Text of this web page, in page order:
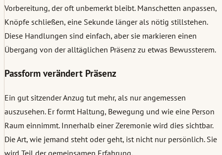
Vorbereitung, der oft unbemerkt bleibt. Manschetten anpassen,
Knöpfe schließen, eine Sekunde länger als nötig stillstehen.
Diese Handlungen sind einfach, aber sie markieren einen
Übergang von der alltäglichen Präsenz zu etwas Bewussterem.
Passform verändert Präsenz
Ein gut sitzender Anzug tut mehr, als nur angemessen
auszusehen. Er formt Haltung, Bewegung und wie eine Person
Raum einnimmt. Innerhalb einer Zeremonie wird dies sichtbar.
Die Art, wie jemand steht oder geht, ist nicht nur persönlich. Sie